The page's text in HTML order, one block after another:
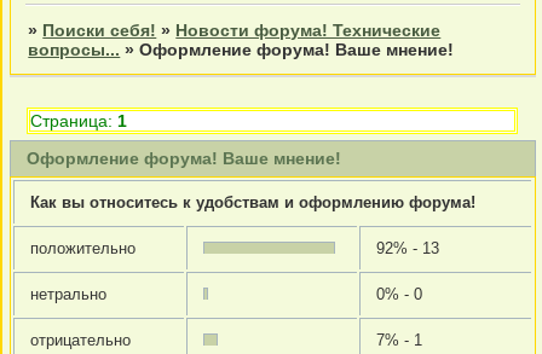
» Поиски себя! » Новости форума! Технические
вопросы... »Оформление форума! Ваше мнение!
Оформление форума! Ваше мнение!
Страница: 1
Как вы относитесь к удобствам и оформлению форума!
положительно 92% - 13
нетрально 0% - 0
отрицательно 7% - 1